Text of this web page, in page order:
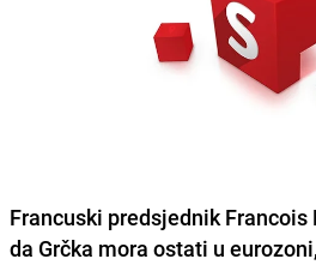
Francuski predsjednik Francois
da Grčka mora ostati u eurozoni